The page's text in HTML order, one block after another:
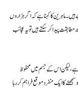
ماہرین کا کہنا ہے کہ اگر ہزاروں
مطابقت پیدا کر سکتے ہیں تو یہ عجائب
لیکن اس کے جسم میں محفوظ
سمجھنے کا ایک منفرد موقع فراہم کر رہا